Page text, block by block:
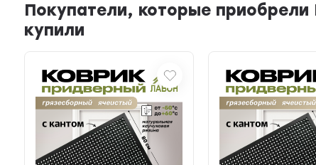
Покупатели, которые
купили